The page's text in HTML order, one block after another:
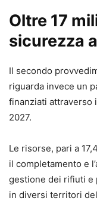
Oltre 17
sicurezza
Il secondo
riguarda invece un
finanziati attraverso
2027.
Le risorse, pari a
il completamento e
gestione dei rifiuti e
in diversi territori